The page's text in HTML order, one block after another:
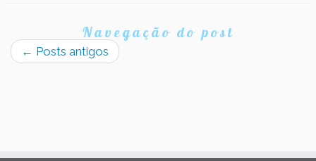
Navegação do post
← Posts antigos